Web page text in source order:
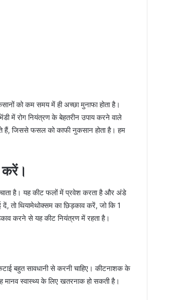
को कम समय में ही अच्छा मुनाफा होता है।
में रोग नियंत्रण के बेहतरीन उपाय करने वाले
जिससे फसल को काफी नुकसान होता है। हम
है। यह कीट फलों में प्रवेश करता है और अंडे
थियामेथोक्सम का छिड़काव करें, जो कि 1
करने से यह कीट नियंत्रण में रहता है।
बहुत सावधानी से करनी चाहिए। कीटनाशक के
मानव स्वास्थ्य के लिए खतरनाक हो सकती है।